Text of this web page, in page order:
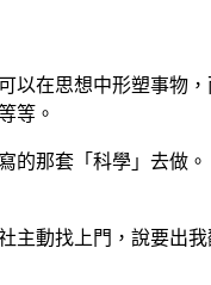
在思想中形塑事物
等。
的那套「科學」去做。
動找上門，說要出